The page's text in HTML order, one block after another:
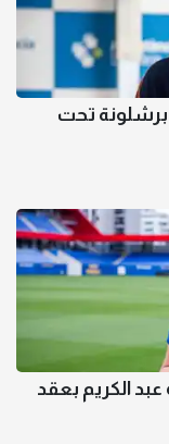
برشلونة تحت
الكريم بعقد